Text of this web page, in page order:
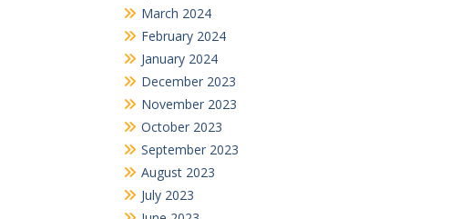
March 2024
February 2024
January 2024
December 2023
November 2023
October 2023
September 2023
August 2023
July 2023